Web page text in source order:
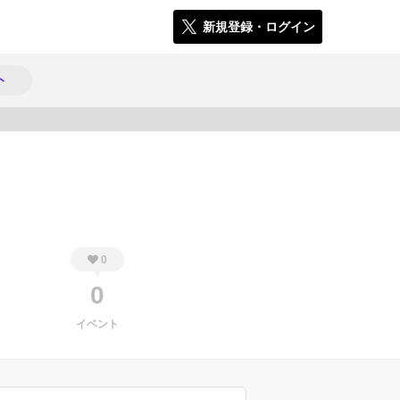
新規登録・ログイン
0
0
イベント